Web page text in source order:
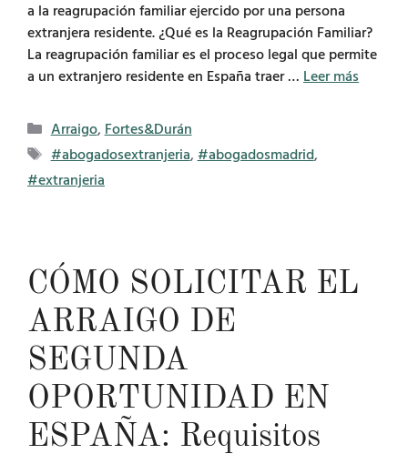
a la reagrupación familiar ejercido por una persona
extranjera residente. ¿Qué es la Reagrupación Familiar?
La reagrupación familiar es el proceso legal que permite
a un extranjero residente en España traer … Leer más
Categorías
Arraigo, Fortes&Durán
Etiquetas
#abogadosextranjeria, #abogadosmadrid,
#extranjeria
CÓMO SOLICITAR EL
ARRAIGO DE
SEGUNDA
OPORTUNIDAD EN
ESPAÑA: Requisitos